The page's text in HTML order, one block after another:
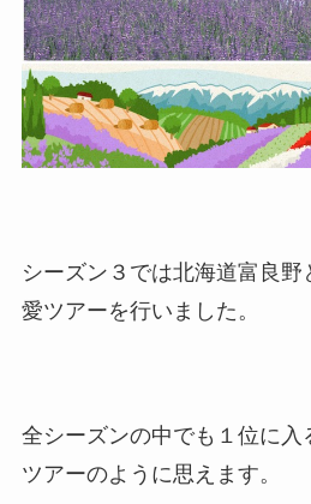
シーズン３では北海道富良
愛ツアーを行いました。
全シーズンの中でも１位に入
ツアーのように思えます。